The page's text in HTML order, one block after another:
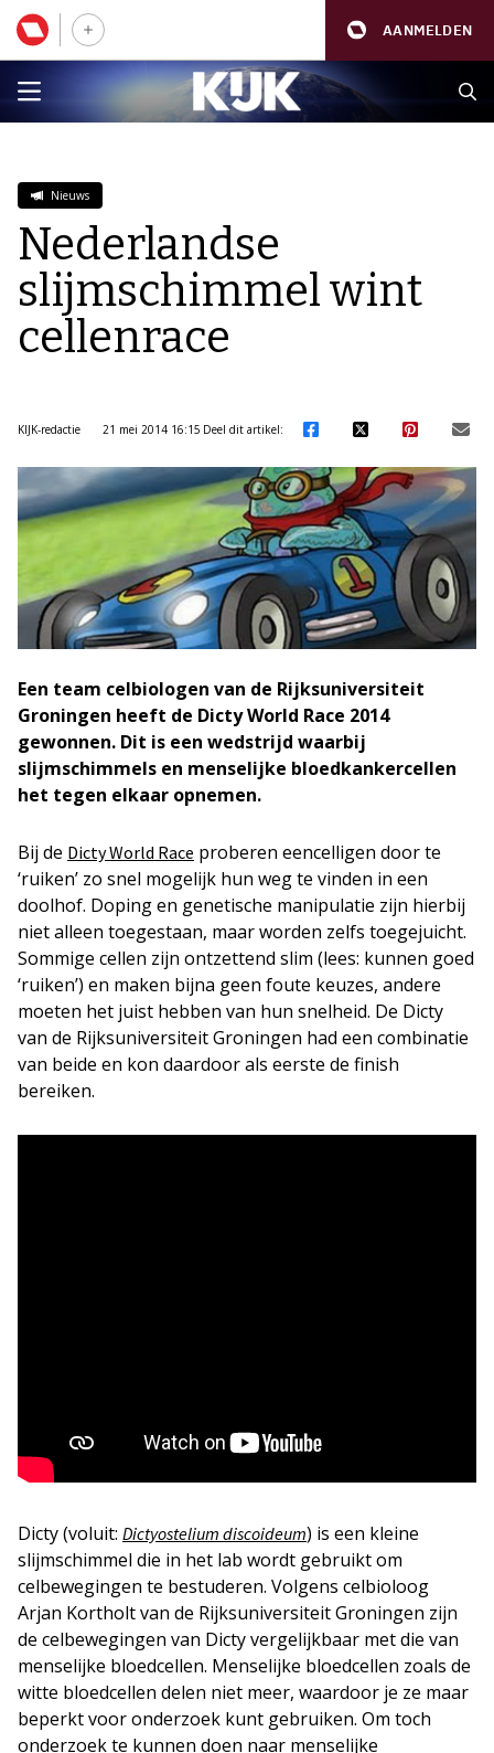
AANMELDEN
Nieuws
Nederlandse
slijmschimmel wint
cellenrace
KIJK-redactie 21 mei 2014 16:15 Deel dit artikel:
Een team celbiologen van de Rijksuniversiteit
Groningen heeft de Dicty World Race 2014
gewonnen. Dit is een wedstrijd waarbij
slijmschimmels en menselijke bloedkankercellen
het tegen elkaar opnemen.
Bij de Dicty World Race proberen eencelligen door te
‘ruiken’ zo snel mogelijk hun weg te vinden in een
doolhof. Doping en genetische manipulatie zijn hierbij
niet alleen toegestaan, maar worden zelfs toegejuicht.
Sommige cellen zijn ontzettend slim (lees: kunnen goed
‘ruiken’) en maken bijna geen foute keuzes, andere
moeten het juist hebben van hun snelheid. De Dicty
van de Rijksuniversiteit Groningen had een combinatie
van beide en kon daardoor als eerste de finish
bereiken.
Dicty (voluit: Dictyostelium discoideum) is een kleine
slijmschimmel die in het lab wordt gebruikt om
celbewegingen te bestuderen. Volgens celbioloog
Arjan Kortholt van de Rijksuniversiteit Groningen zijn
de celbewegingen van Dicty vergelijkbaar met die van
menselijke bloedcellen. Menselijke bloedcellen zoals de
witte bloedcellen delen niet meer, waardoor je ze maar
beperkt voor onderzoek kunt gebruiken. Om toch
onderzoek te kunnen doen naar menselijke